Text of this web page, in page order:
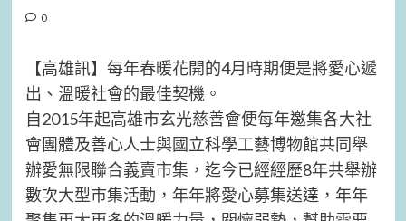
0
【高雄訊】每年春暖花開的4月時期便是將愛心遞
出、溫暖社會的最佳契機。
自2015年起高雄市玄光慈善會便每年邀集各大社
會團體及善心人士與國立科學工藝博物館共同舉
辦愛無限聯合義賣市集，迄今已經經歷8年共舉辦
數次大型市集活動，年年將愛心募集送達，年年